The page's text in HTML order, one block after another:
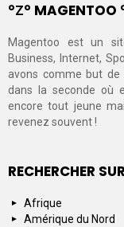
°Ζ° MAGENTOO
Magentoo est un
Business, Internet,
avons comme but de
dans la seconde où
encore tout jeune
revenez souvent !
RECHERCHER
Afrique
Amérique du Nord